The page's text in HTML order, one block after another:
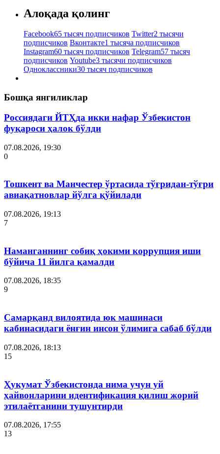
Алоқада қолинг
Facebook65 тысяч подписчиков Twitter2 тысячи
подписчиков Вконтакте1 тысяча подписчиков
Instagram60 тысяч подписчиков Telegram57 тысяч
подписчиков Youtube3 тысячи подписчиков
Одноклассники30 тысяч подписчиков
Бошқа янгиликлар
Россиядаги ЙТҲда икки нафар Ўзбекистон
фуқароси ҳалок бўлди
07.08.2026, 19:30
0
Тошкент ва Манчестер ўртасида тўғридан-тўғри
авиақатновлар йўлга қўйилади
07.08.2026, 19:13
7
Наманганнинг собиқ ҳокими коррупция иши
бўйича 11 йилга қамалди
07.08.2026, 18:35
9
Самарқанд вилоятида юк машинаси
кабинасидаги ёнғин инсон ўлимига сабаб бўлди
07.08.2026, 18:13
15
Ҳукумат Ўзбекистонда нима учун уй
ҳайвонларини идентификация қилиш жорий
этилаётганини тушунтирди
07.08.2026, 17:55
13